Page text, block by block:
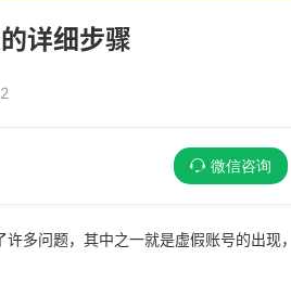
详细步骤
微信咨询
多问题，其中之一就是虚假账号的出现，